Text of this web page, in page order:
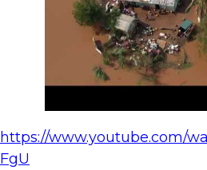
https://www.youtube.com/
FgU